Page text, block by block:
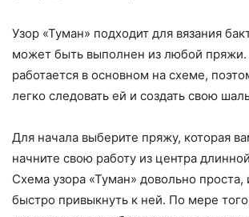
Узор «Туман» подходит для вязания
может быть выполнен из любой пряжи.
работается в основном на схеме,
легко следовать ей и создать свою
Для начала выберите пряжу, которая
начните свою работу из центра
Схема узора «Туман» довольно
быстро привыкнуть к ней. По мере